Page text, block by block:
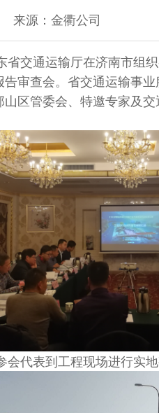
来源：金衢公司
交通运输厅在济南市组
审查会。省交通运输事
区管委会、特邀专家及
表到工程现场进行实地